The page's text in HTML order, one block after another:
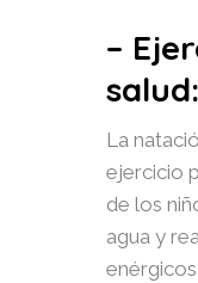
–
salud:
La
ejercicio
de los
agua y